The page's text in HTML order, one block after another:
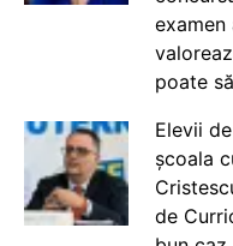
examen
poate
Elevii
școala
de